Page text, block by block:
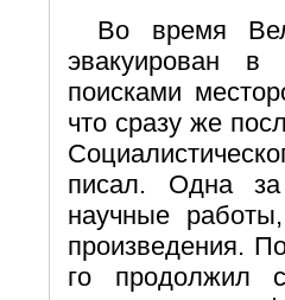
Во время
эвакуирован в
поисками
что сразу же
писал. Одна за
научные
произведения.
го продолжил